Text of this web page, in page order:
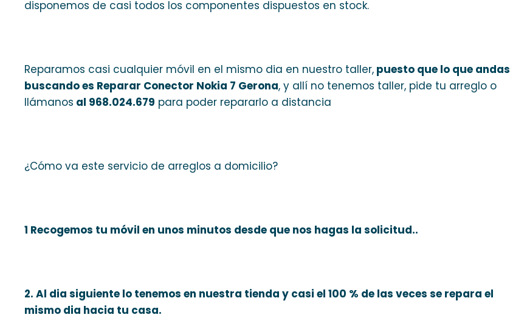
disponemos de casi todos los componentes dispuestos en stock.
Reparamos casi cualquier móvil en el mismo dia en nuestro taller, puesto que lo que andas
buscando es Reparar Conector Nokia 7 Gerona, y allí no tenemos taller, pide tu arreglo o
llámanos al 968.024.679 para poder repararlo a distancia
¿Cómo va este servicio de arreglos a domicilio?
1 Recogemos tu móvil en unos minutos desde que nos hagas la solicitud..
2. Al dia siguiente lo tenemos en nuestra tienda y casi el 100 % de las veces se repara el
mismo dia hacia tu casa.